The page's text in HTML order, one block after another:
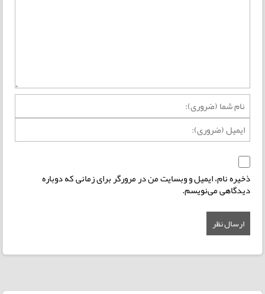
ذخیره نام، ایمیل و وبسایت من در مرورگر برای زمانی که دوباره
دیدگاهی می‌نویسم.